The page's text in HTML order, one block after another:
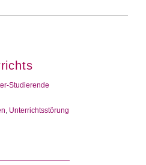
Studierende
Unterrichtsstörung